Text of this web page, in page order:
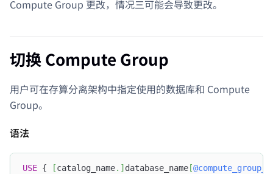
Compute Group 更改，情况三可能会导致更改。
切换 Compute Group
用户可在存算分离架构中指定使用的数据库和 Compute
Group。
语法
USE { [catalog_name. ] database_name [